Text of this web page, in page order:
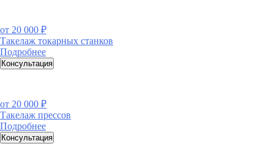
от 20 000 ₽
Такелаж токарных станков
Подробнее
Консультация
от 20 000 ₽
Такелаж прессов
Подробнее
Консультация